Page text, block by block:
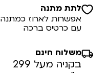
לתת מתנה
אפשרות לארוז כמתנה
עם כרטיס ברכה
משלוח חינם
בקניה מעל 299